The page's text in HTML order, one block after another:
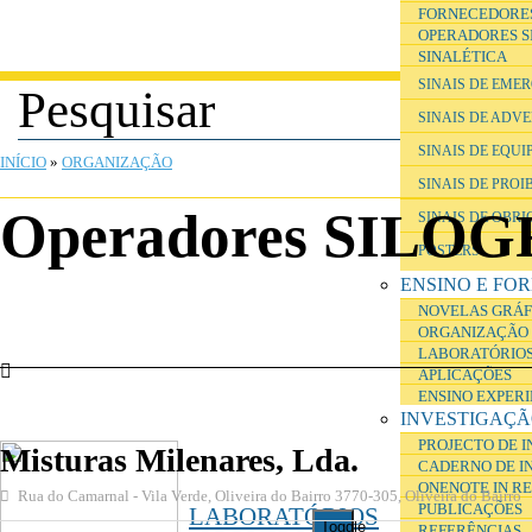
LABORATÓRIOS
Toggle
OPERADORES
SINALÉTICA
SINAIS DE
SINAIS DE
SINAIS DE
SINAIS DE
SINAIS DE
POSTERS
ENSINO E
NOVELAS
ORGANIZAÇÃO
APLICAÇÕES
ENSINO
PROJECTO DE
CADERNO DE
ONENOTE IN
PUBLICAÇÕES
ESTÁ AQUI
INÍCIO » ORGANIZAÇÃO
Operadores
Misturas Milenares, Lda.
Rua do Camarnal - Vila Verde, Oliveira do Bairro 3770-305, Oliveira do Bairro